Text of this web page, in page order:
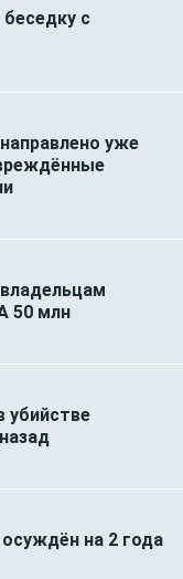
с
уже
50 млн
убийстве
на 2 года